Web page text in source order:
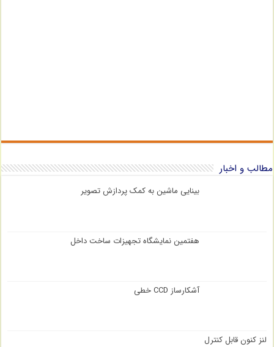
مطالب و اخبار
بینایی ماشین به کمک پردازش تصویر
هفتمین نمایشگاه تجهیزات ساخت داخل
آشکارساز CCD خطی
لنز کنون قابل کنترل